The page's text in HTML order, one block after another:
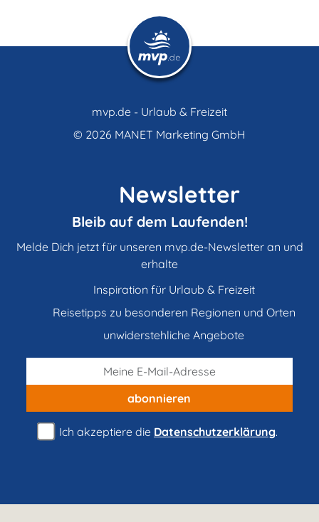
mvp.de - Urlaub & Freizeit
© 2026 MANET Marketing GmbH
Newsletter
Bleib auf dem Laufenden!
Melde Dich jetzt für unseren mvp.de-Newsletter an und
erhalte
Inspiration für Urlaub & Freizeit
Reisetipps zu besonderen Regionen und Orten
unwiderstehliche Angebote
abonnieren
Ich akzeptiere die Datenschutzerklärung.